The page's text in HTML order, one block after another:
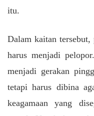
itu.
Dalam kaitan
harus menjadi
menjadi gerakan
tetapi harus dibina
keagamaan yang